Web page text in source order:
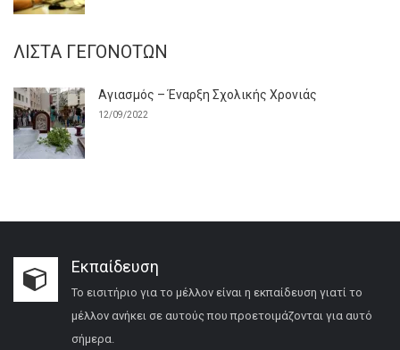
ΛΊΣΤΑ ΓΕΓΟΝΌΤΩΝ
Αγιασμός – Έναρξη Σχολικής Χρονιάς
12/09/2022
Εκπαίδευση
Το εισιτήριο για το μέλλον είναι η εκπαίδευση γιατί το
μέλλον ανήκει σε αυτούς που προετοιμάζονται για αυτό
σήμερα.